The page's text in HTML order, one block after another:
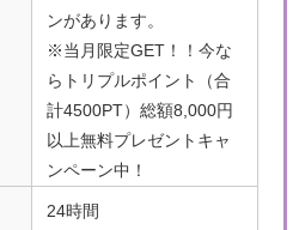
ンがあります。
※当月限定GET！！今な
らトリプルポイント（合
計4500PT）総額8,000円
以上無料プレゼントキャ
ンペーン中！
24時間